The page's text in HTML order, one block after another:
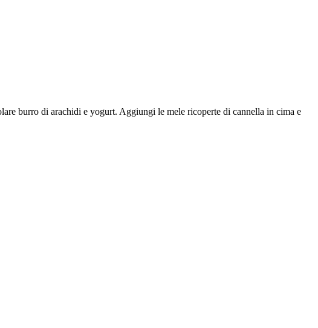
burro di arachidi e yogurt. Aggiungi le mele ricoperte di cannella in cima e